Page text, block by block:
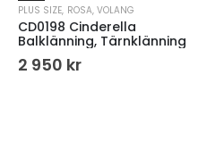
PLUS SIZE, ROSA, VOLANG
CD0198 Cinderella
Balklänning, Tärnklänning
2 950 kr